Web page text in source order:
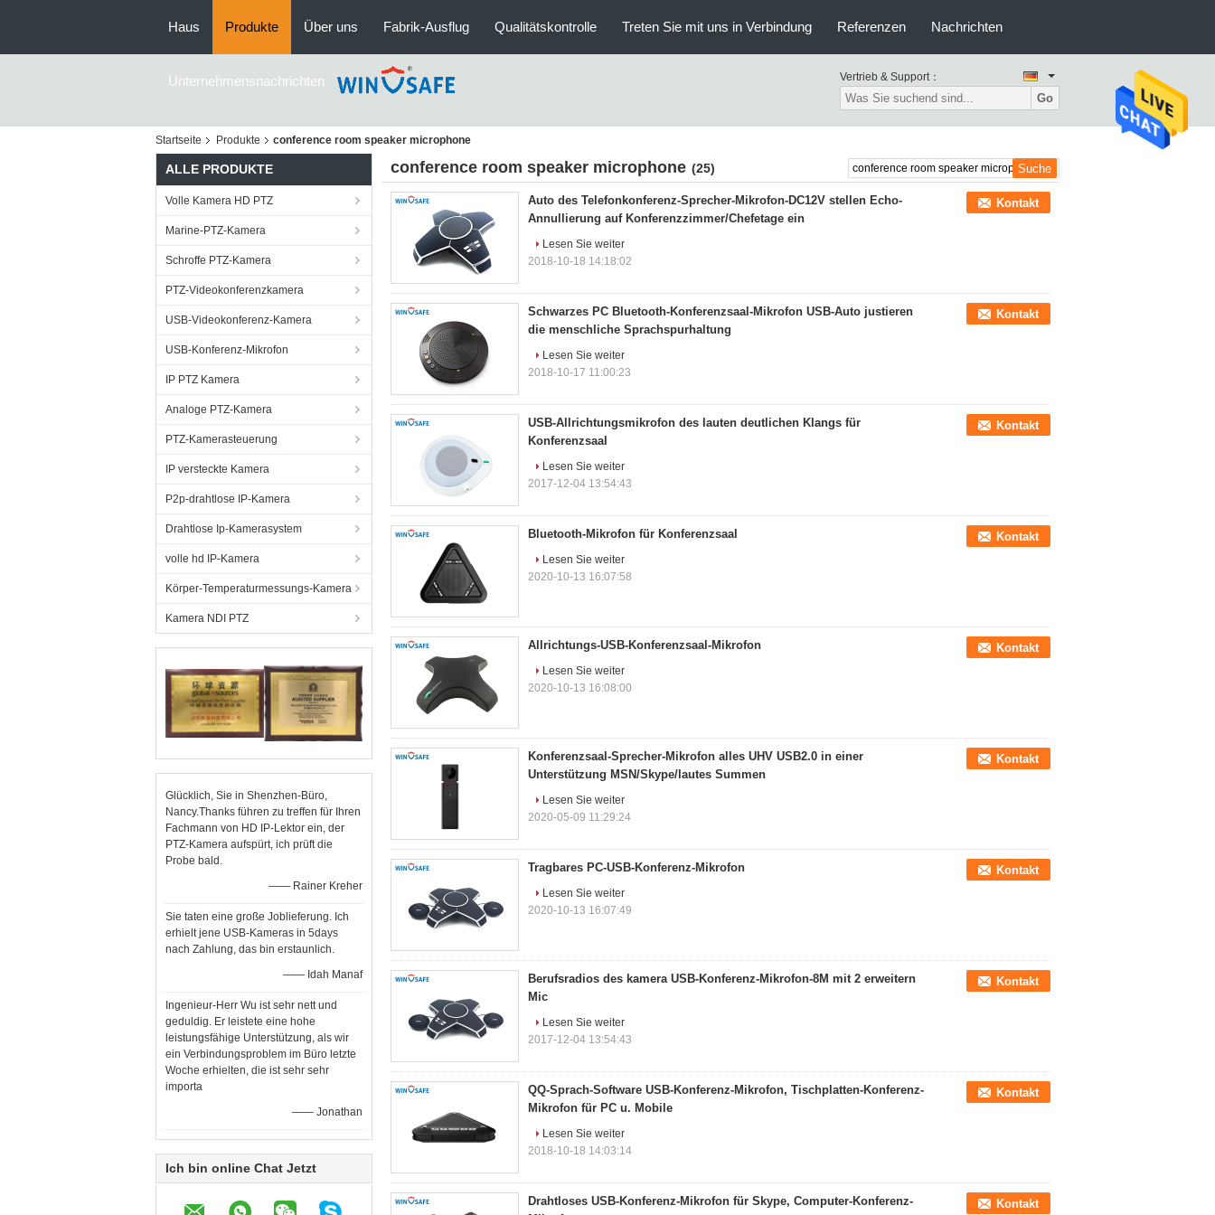
Haus Produkte Über uns Fabrik-Ausflug Qualitätskontrolle Treten Sie mit uns in Verbindung Referenzen Nachrichten
Unternehmensnachrichten Vertrieb & Support：
Go
Startseite Produkte conference room speaker microphone
ALLE PRODUKTE
Volle Kamera HD PTZ
Marine-PTZ-Kamera
Schroffe PTZ-Kamera
PTZ-Videokonferenzkamera
USB-Videokonferenz-Kamera
USB-Konferenz-Mikrofon
IP PTZ Kamera
Analoge PTZ-Kamera
PTZ-Kamerasteuerung
IP versteckte Kamera
P2p-drahtlose IP-Kamera
Drahtlose Ip-Kamerasystem
volle hd IP-Kamera
Körper-Temperaturmessungs-Kamera
Kamera NDI PTZ
Glücklich, Sie in Shenzhen-Büro,
Nancy.Thanks führen zu treffen für Ihren
Fachmann von HD IP-Lektor ein, der
PTZ-Kamera aufspürt, ich prüft die
Probe bald.
—— Rainer Kreher
Sie taten eine große Joblieferung. Ich
erhielt jene USB-Kameras in 5days
nach Zahlung, das bin erstaunlich.
—— Idah Manaf
Ingenieur-Herr Wu ist sehr nett und
geduldig. Er leistete eine hohe
leistungsfähige Unterstützung, als wir
ein Verbindungsproblem im Büro letzte
Woche erhielten, die ist sehr sehr
importa
—— Jonathan
Ich bin online Chat Jetzt
conference room speaker microphone (25)
Auto des Telefonkonferenz-Sprecher-Mikrofon-DC12V stellen Echo-
Annullierung auf Konferenzzimmer/Chefetage ein
Kontakt
Lesen Sie weiter
2018-10-18 14:18:02
Schwarzes PC Bluetooth-Konferenzsaal-Mikrofon USB-Auto justieren
die menschliche Sprachspurhaltung
Kontakt
Lesen Sie weiter
2018-10-17 11:00:23
USB-Allrichtungsmikrofon des lauten deutlichen Klangs für
Konferenzsaal
Kontakt
Lesen Sie weiter
2017-12-04 13:54:43
Bluetooth-Mikrofon für Konferenzsaal Kontakt
Lesen Sie weiter
2020-10-13 16:07:58
Allrichtungs-USB-Konferenzsaal-Mikrofon Kontakt
Lesen Sie weiter
2020-10-13 16:08:00
Konferenzsaal-Sprecher-Mikrofon alles UHV USB2.0 in einer
Unterstützung MSN/Skype/lautes Summen
Kontakt
Lesen Sie weiter
2020-05-09 11:29:24
Tragbares PC-USB-Konferenz-Mikrofon Kontakt
Lesen Sie weiter
2020-10-13 16:07:49
Berufsradios des kamera USB-Konferenz-Mikrofon-8M mit 2 erweitern
Mic
Kontakt
Lesen Sie weiter
2017-12-04 13:54:43
QQ-Sprach-Software USB-Konferenz-Mikrofon, Tischplatten-Konferenz-
Mikrofon für PC u. Mobile
Kontakt
Lesen Sie weiter
2018-10-18 14:03:14
Drahtloses USB-Konferenz-Mikrofon für Skype, Computer-Konferenz-
Kontakt